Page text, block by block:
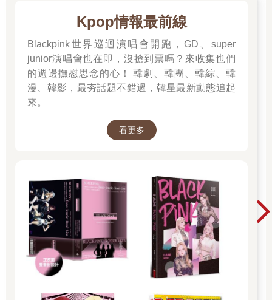
Kpop情報最前線
Blackpink世界巡迴演唱會開跑，GD、super
junior演唱會也在即，沒搶到票嗎？來收集也們
的週邊撫慰思念的心！ 韓劇、韓團、韓綜、韓
漫、韓影，最夯話題不錯過，韓星最新動態追起
來。
看更多